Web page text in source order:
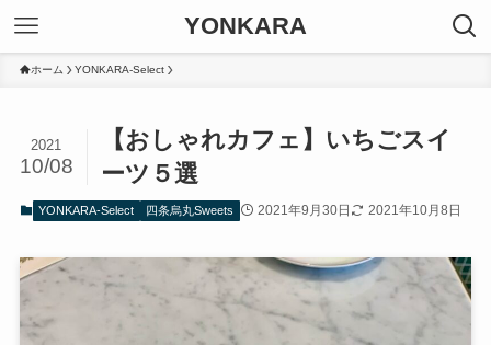
YONKARA
ホーム YONKARA-Select
【おしゃれカフェ】いちごスイ
ーツ５選
2021
10/08
YONKARA-Select 四条烏丸Sweets 2021年9月30日 2021年10月8日